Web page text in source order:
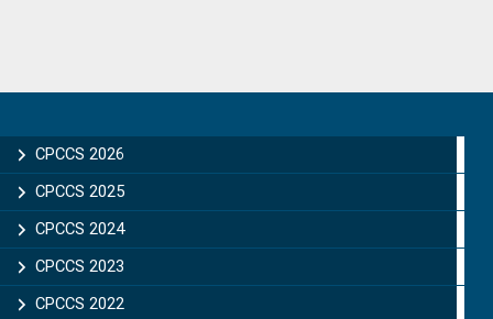
Sidebar
CPCCS 2026
CPCCS 2025
CPCCS 2024
CPCCS 2023
CPCCS 2022